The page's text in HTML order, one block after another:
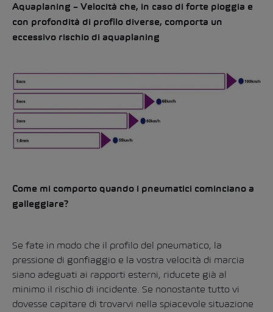
Aquaplaning – Velocità che, in caso di forte pioggia e
con profondità di profilo diverse, comporta un
eccessivo rischio di aquaplaning
Come mi comporto quando i pneumatici cominciano a
galleggiare?
Se fate in modo che il profilo del pneumatico, la
pressione di gonfiaggio e la vostra velocità di marcia
siano adeguati ai rapporti esterni, riducete già al
minimo il rischio di incidente. Se nonostante tutto vi
dovesse capitare di trovarvi nella spiacevole situazione